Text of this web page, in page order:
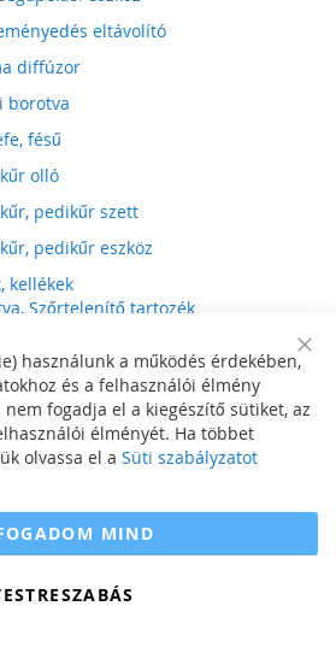
eltávolító
diffúzor
borotva
fésű
olló
pedikűr szett
pedikűr eszköz
kellékek
Szőrtelenítő tartozék
kellék
tartozék
kellék
kiegészítő
Bar
használunk a működés érdekében,
és a felhasználói élmény
fogadja el a kiegészítő sütiket, az
élményét. Ha többet
olvassa el a Süti szabályzatot
MIND